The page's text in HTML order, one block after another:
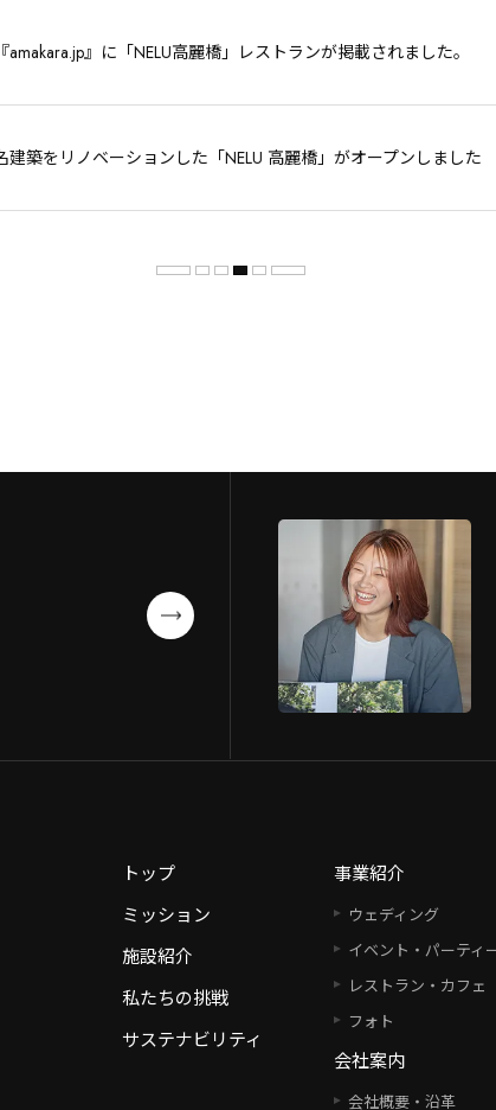
amakara.jp』に「NELU高麗橋」レストランが掲載されました。
建築をリノベーションした「NELU 高麗橋」がオープンしました
トップ
ミッション
施設紹介
私たちの挑戦
サステナビリティ
事業紹介
ウェディング
イベント・パーティ
レストラン・カフェ
フォト
会社案内
会社概要・沿革